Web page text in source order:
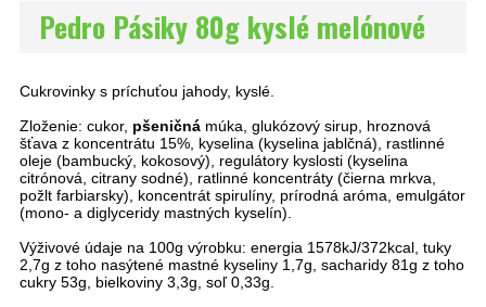
Pedro Pásiky 80g kyslé melónové
Cukrovinky s príchuťou jahody, kyslé.
Zloženie: cukor, pšeničná múka, glukózový sirup, hroznová
šťava z koncentrátu 15%, kyselina (kyselina jablčná), rastlinné
oleje (bambucký, kokosový), regulátory kyslosti (kyselina
citrónová, citrany sodné), ratlinné koncentráty (čierna mrkva,
požlt farbiarsky), koncentrát spirulíny, prírodná aróma, emulgátor
(mono- a diglyceridy mastných kyselín).
Výživové údaje na 100g výrobku: energia 1578kJ/372kcal, tuky
2,7g z toho nasýtené mastné kyseliny 1,7g, sacharidy 81g z toho
cukry 53g, bielkoviny 3,3g, soľ 0,33g.